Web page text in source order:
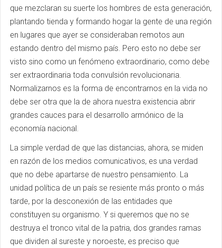
que mezclaran su suerte los hombres de esta generación,
plantando tienda y formando hogar la gente de una región
en lugares que ayer se consideraban remotos aun
estando dentro del mismo país. Pero esto no debe ser
visto sino como un fenómeno extraordinario, como debe
ser extraordinaria toda convulsión revolucionaria.
Normalizarnos es la forma de encontrarnos en la vida no
debe ser otra que la de ahora nuestra existencia abrir
grandes cauces para el desarrollo armónico de la
economía nacional.
La simple verdad de que las distancias, ahora, se miden
en razón de los medios comunicativos, es una verdad
que no debe apartarse de nuestro pensamiento. La
unidad política de un país se resiente más pronto o más
tarde, por la desconexión de las entidades que
constituyen su organismo. Y si queremos que no se
destruya el tronco vital de la patria, dos grandes ramas
que dividen al sureste y noroeste, es preciso que